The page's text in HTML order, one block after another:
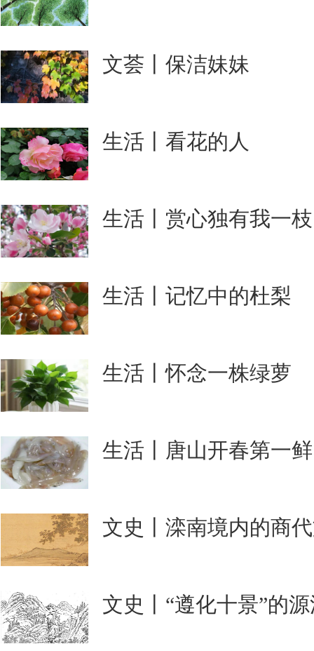
文荟丨保洁妹妹
生活丨看花的人
生活丨赏心独有我一枝
生活丨记忆中的杜梨
生活丨怀念一株绿萝
生活丨唐山开春第一鲜
文史丨滦南境内的商
文史丨“遵化十景”的